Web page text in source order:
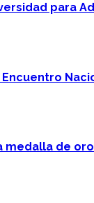
para
Encuentro
medalla de